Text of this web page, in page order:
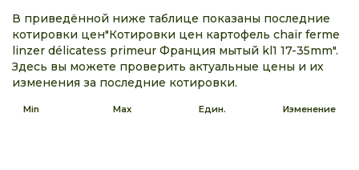
В приведённой ниже таблице показаны последние
котировки цен"Котировки цен картофель chair ferme
linzer délicatess primeur Франция мытый kl1 17-35mm".
Здесь вы можете проверить актуальные цены и их
изменения за последние котировки.
Min Max Един. Изменение